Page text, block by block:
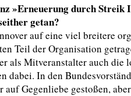
»Erneuerung durch
getan?
auf eine viel breitere
Teil der Organisation
als Mitveranstalter auch
dabei. In den
Gegenliebe gestoßen,